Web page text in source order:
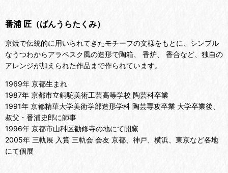
番浦 匠（ばんうらたくみ）
京焼で伝統的に用いられてきたモチーフの文様をもとに、シンプル
なうつわからアラベスク風の造形で陶箱、 香炉、 香合など、独自の
アレンジが加えられた作品まで作られています。
1969年 京都生まれ
1987年 京都市立銅駝美術工芸高等学校 陶芸科卒業
1991年 京都精華大学美術学部造形学科 陶芸専攻卒業 大学卒業後、
叔父・番浦史郎に師事
1996年 京都市山科区勧修寺の地にて開窯
2005年 三軌展 入賞 三軌会 会友 京都、神戸、横浜、東京など各地
にて個展